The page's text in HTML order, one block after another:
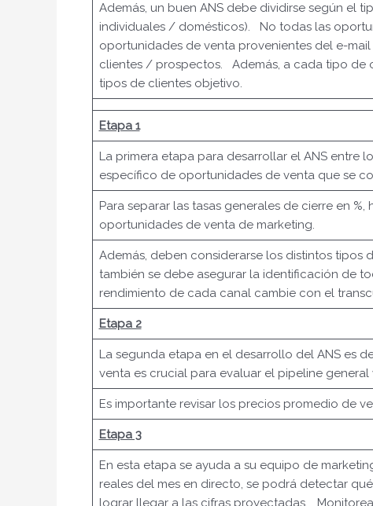
Además, un buen ANS debe dividirse según el
individuales / domésticos). No todas las
oportunidades de venta provenientes del e-
clientes / prospectos. Además, a cada tipo de
tipos de clientes objetivo.
Etapa 1
La primera etapa para desarrollar el ANS entre
específico de oportunidades de venta que se
Para separar las tasas generales de cierre en
oportunidades de venta de marketing.
Además, deben considerarse los distintos tipos
también se debe asegurar la identificación de
rendimiento de cada canal cambie con el
Etapa 2
La segunda etapa en el desarrollo del ANS es
venta es crucial para evaluar el pipeline
Es importante revisar los precios promedio de
Etapa 3
En esta etapa se ayuda a su equipo de
reales del mes en directo, se podrá detectar
lograr llegar a las cifras proyectadas.